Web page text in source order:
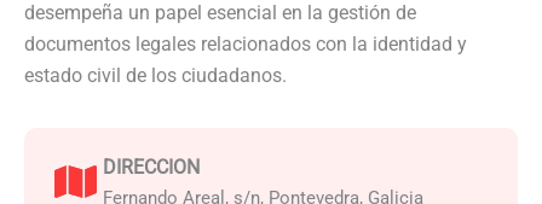
desempeña un papel esencial en la gestión de
documentos legales relacionados con la identidad y
estado civil de los ciudadanos.
DIRECCION
Fernando Areal, s/n, Pontevedra, Galicia